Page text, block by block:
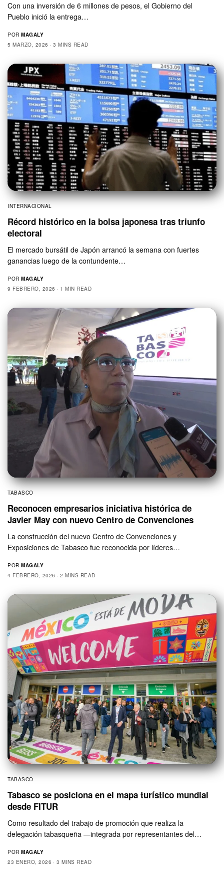
Con una inversión de 6 millones de pesos, el Gobierno del
Pueblo inició la entrega…
POR MAGALY
5 MARZO, 2026
3 MINS READ
INTERNACIONAL
Récord histórico en la bolsa japonesa tras triunfo
electoral
El mercado bursátil de Japón arrancó la semana con fuertes
ganancias luego de la contundente…
POR MAGALY
9 FEBRERO, 2026
1 MIN READ
TABASCO
Reconocen empresarios iniciativa histórica de
Javier May con nuevo Centro de Convenciones
La construcción del nuevo Centro de Convenciones y
Exposiciones de Tabasco fue reconocida por líderes…
POR MAGALY
4 FEBRERO, 2026
2 MINS READ
TABASCO
Tabasco se posiciona en el mapa turístico mundial
desde FITUR
Como resultado del trabajo de promoción que realiza la
delegación tabasqueña —integrada por representantes del…
POR MAGALY
23 ENERO, 2026
3 MINS READ